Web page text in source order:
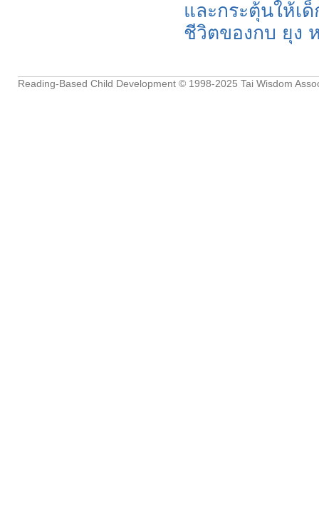
และกระตุ้นให้เด็
ชีวิตของกบ ยุง
Reading-Based Child Development © 1998-2025 Tai Wisdom